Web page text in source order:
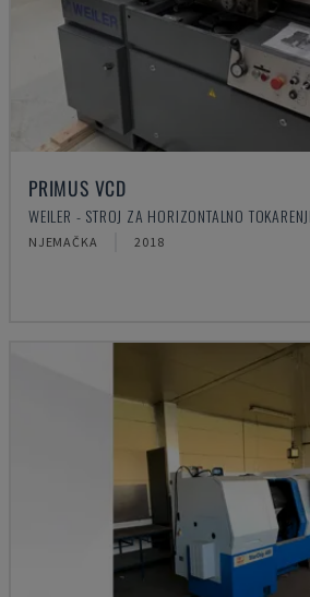
PRIMUS VCD
WEILER - STROJ ZA HORIZONTALNO
NJEMAČKA 2018